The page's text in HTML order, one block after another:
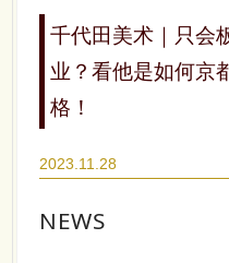
千代田美术｜只会
业？看他是如何京
格！
2023.11.28
NEWS